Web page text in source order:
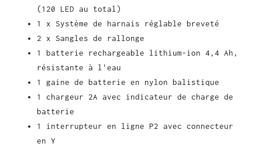
(120 LED au total)
1 x Système de harnais réglable breveté
2 x Sangles de rallonge
1 batterie rechargeable lithium-ion 4,4 Ah,
résistante à l'eau
1 gaine de batterie en nylon balistique
1 chargeur 2A avec indicateur de charge de
batterie
1 interrupteur en ligne P2 avec connecteur
en Y